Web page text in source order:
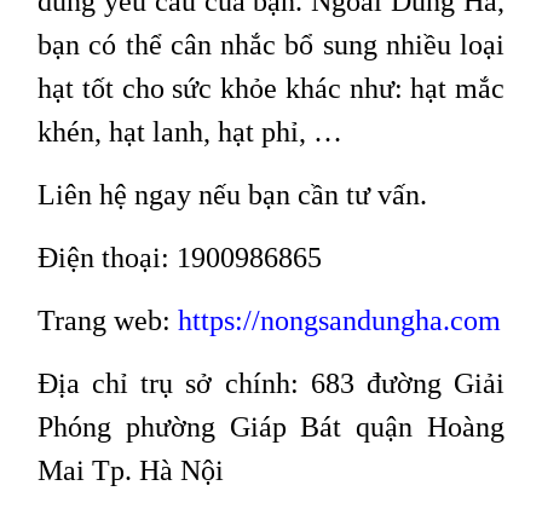
bạn có thể cân nhắc bổ sung nhiều loại
hạt tốt cho sức khỏe khác như: hạt mắc
khén, hạt lanh, hạt phỉ, …
Liên hệ ngay nếu bạn cần tư vấn.
Điện thoại: 1900986865
Trang web: https://nongsandungha.com
Địa chỉ trụ sở chính: 683 đường Giải
Phóng phường Giáp Bát quận Hoàng
Mai Tp. Hà Nội